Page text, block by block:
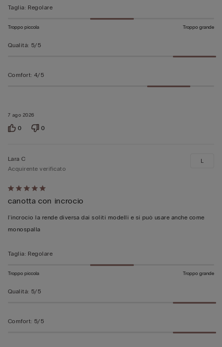
7 ago 2026
Taglia: Regolare
Troppo piccola Troppo grande
Qualità: 5/5
Comfort: 4/5
0 0
Valutato
5
su
5
Lara C
Acquirente verificato
canotta con incrocio
l'incrocio la rende diversa dai soliti modelli e si può usare anche come
monospalla
L
Taglia: Regolare
Troppo piccola Troppo grande
Qualità: 5/5
Comfort: 5/5